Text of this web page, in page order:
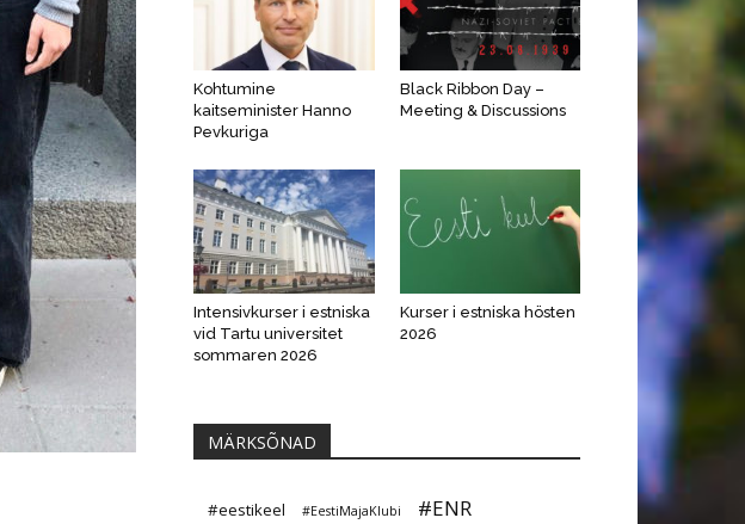
Kohtumine
kaitseminister Hanno
Pevkuriga
Black Ribbon Day –
Meeting & Discussions
Intensivkurser i estniska
vid Tartu universitet
sommaren 2026
Kurser i estniska hösten
2026
MÄRKSÕNAD
#eestikeel #EestiMajaKlubi
#ENR